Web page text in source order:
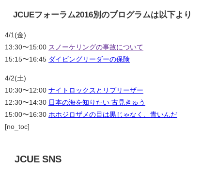
JCUEフォーラム2016別のプログラムは以下より
4/1(金)
13:30〜15:00 スノーケリングの事故について
15:15〜16:45 ダイビングリーダーの保険
4/2(土)
10:30〜12:00 ナイトロックスとリブリーザー
12:30〜14:30 日本の海を知りたい 古見きゅう
15:00〜16:30 ホホジロザメの目は黒じゃなく、青いんだ
[no_toc]
JCUE SNS